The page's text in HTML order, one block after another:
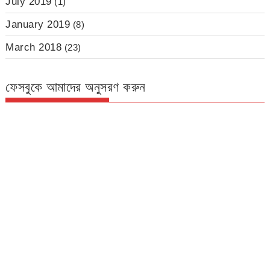
January 2019 (8)
March 2018 (23)
ফেসবুকে আমাদের অনুসরণ করুন